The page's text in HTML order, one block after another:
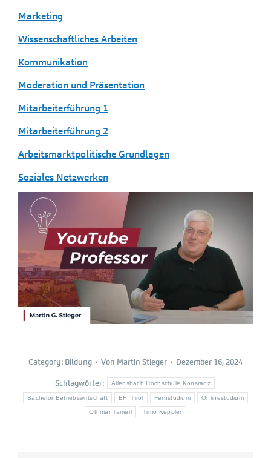
Marketing
Wissenschaftliches Arbeiten
Kommunikation
Moderation und Präsentation
Mitarbeiterführung 1
Mitarbeiterführung 2
Arbeitsmarktpolitische Grundlagen
Soziales Netzwerken
Category: Bildung Von Martin Stieger Dezember 16, 2024
Schlagwörter: Allensbach Hochschule Konstanz
Bachelor Betriebswirtschaft BFI Tirol Fernstudium Onlinestudium
Othmar Tamerl Timo Keppler